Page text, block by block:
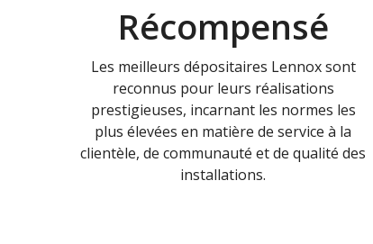
Récompensé
Les meilleurs dépositaires Lennox sont
reconnus pour leurs réalisations
prestigieuses, incarnant les normes les
plus élevées en matière de service à la
clientèle, de communauté et de qualité des
installations.